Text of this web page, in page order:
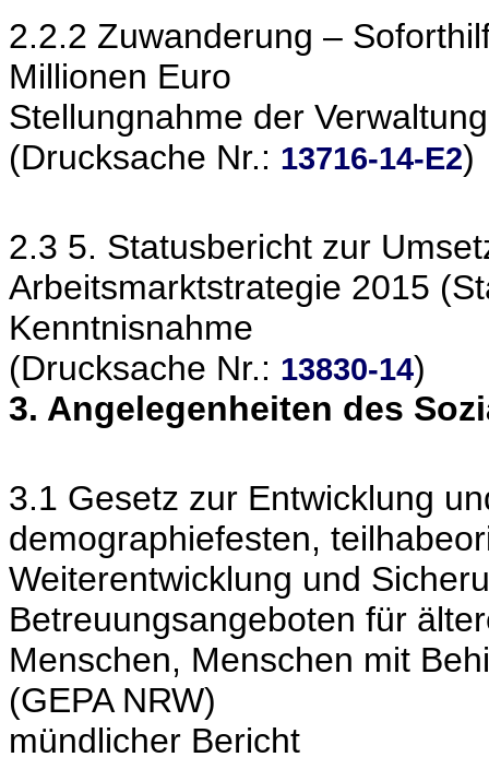
2.2.2 Zuwanderung –
Millionen Euro
Stellungnahme der Verwaltung
(Drucksache Nr.: 13716-14-E2)
2.3 5. Statusbericht zur
Arbeitsmarktstrategie 2015
Kenntnisnahme
(Drucksache Nr.: 13830-14)
3. Angelegenheiten des
3.1 Gesetz zur Entwicklung
demographiefesten,
Weiterentwicklung und
Betreuungsangeboten für
Menschen, Menschen mit
(GEPA NRW)
mündlicher Bericht